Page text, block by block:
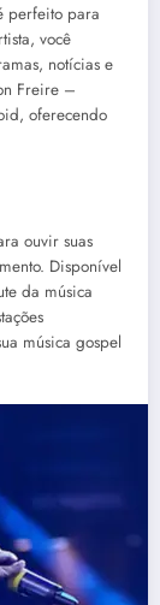
perfeito para
você
notícias e
Freire –
oferecendo
ouvir suas
Disponível
da música
música gospel